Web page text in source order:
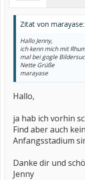
Zitat von marayase:
Hallo Jenny,
ich kenn mich mit
mal bei gogle
Nette Grüße
marayase
Hallo,
ja hab ich vorhin
Find aber auch
Anfangsstadium
Danke dir und
Jenny